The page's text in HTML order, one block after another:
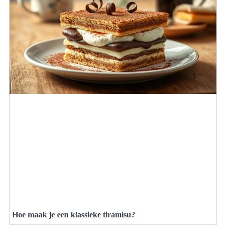
Hoe maak je een klassieke tiramisu?